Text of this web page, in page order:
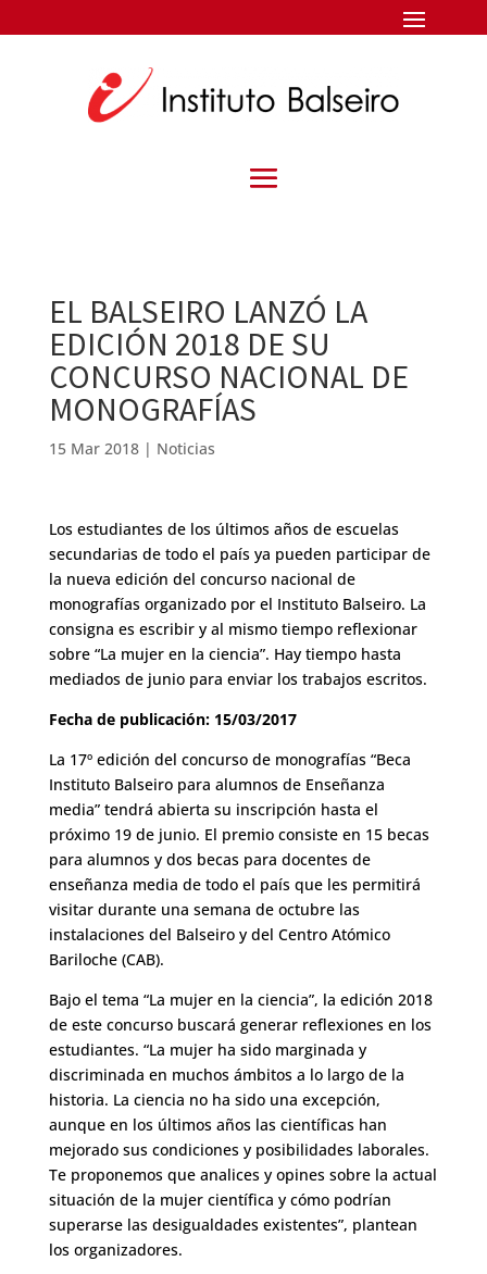
EL BALSEIRO LANZÓ LA
EDICIÓN 2018 DE SU
CONCURSO NACIONAL DE
MONOGRAFÍAS
15 Mar 2018| Noticias
Los estudiantes de los últimos años de escuelas
secundarias de todo el país ya pueden participar de
la nueva edición del concurso nacional de
monografías organizado por el Instituto Balseiro. La
consigna es escribir y al mismo tiempo reflexionar
sobre “La mujer en la ciencia”. Hay tiempo hasta
mediados de junio para enviar los trabajos escritos.
Fecha de publicación: 15/03/2017
La 17º edición del concurso de monografías “Beca
Instituto Balseiro para alumnos de Enseñanza
media” tendrá abierta su inscripción hasta el
próximo 19 de junio. El premio consiste en 15 becas
para alumnos y dos becas para docentes de
enseñanza media de todo el país que les permitirá
visitar durante una semana de octubre las
instalaciones del Balseiro y del Centro Atómico
Bariloche (CAB).
Bajo el tema “La mujer en la ciencia”, la edición 2018
de este concurso buscará generar reflexiones en los
estudiantes. “La mujer ha sido marginada y
discriminada en muchos ámbitos a lo largo de la
historia. La ciencia no ha sido una excepción,
aunque en los últimos años las científicas han
mejorado sus condiciones y posibilidades laborales.
Te proponemos que analices y opines sobre la actual
situación de la mujer científica y cómo podrían
superarse las desigualdades existentes”, plantean
los organizadores.